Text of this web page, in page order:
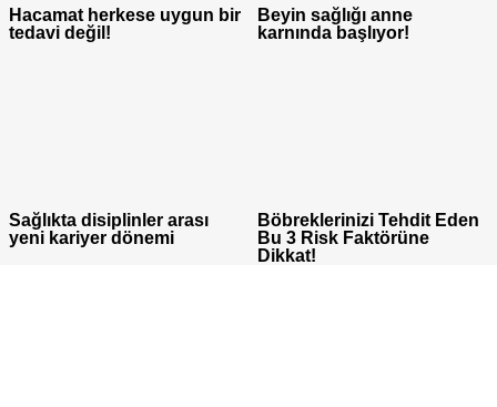
Hacamat herkese uygun bir
tedavi değil!
Beyin sağlığı anne
karnında başlıyor!
Sağlıkta disiplinler arası
yeni kariyer dönemi
Böbreklerinizi Tehdit Eden
Bu 3 Risk Faktörüne
Dikkat!